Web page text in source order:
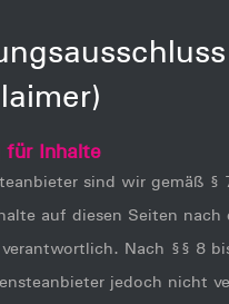
für Inhalte
sind wir gemäß §
auf diesen Seiten nach
verantwortlich. Nach §§ 8
jedoch nicht